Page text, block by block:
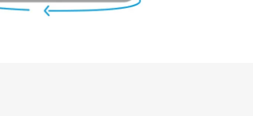
É um tom